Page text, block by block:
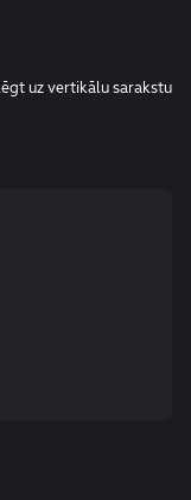
uz vertikālu sarakstu